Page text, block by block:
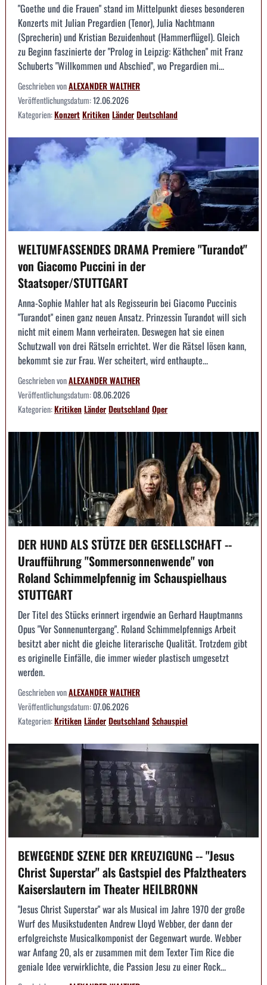
"Goethe und die Frauen" stand im Mittelpunkt dieses besonderen
Konzerts mit Julian Pregardien (Tenor), Julia Nachtmann
(Sprecherin) und Kristian Bezuidenhout (Hammerflügel). Gleich
zu Beginn faszinierte der "Prolog in Leipzig: Käthchen" mit Franz
Schuberts "Willkommen und Abschied", wo Pregardien mi...
Geschrieben vonALEXANDER WALTHER
Veröffentlichungsdatum:12.06.2026
Kategorien:KonzertKritikenLänderDeutschland
WELTUMFASSENDES DRAMA Premiere "Turandot"
von Giacomo Puccini in der
Staatsoper/STUTTGART
Anna-Sophie Mahler hat als Regisseurin bei Giacomo Puccinis
"Turandot" einen ganz neuen Ansatz. Prinzessin Turandot will sich
nicht mit einem Mann verheiraten. Deswegen hat sie einen
Schutzwall von drei Rätseln errichtet. Wer die Rätsel lösen kann,
bekommt sie zur Frau. Wer scheitert, wird enthaupte...
Geschrieben vonALEXANDER WALTHER
Veröffentlichungsdatum:08.06.2026
Kategorien:KritikenLänderDeutschlandOper
DER HUND ALS STÜTZE DER GESELLSCHAFT --
Uraufführung "Sommersonnenwende" von
Roland Schimmelpfennig im Schauspielhaus
STUTTGART
Der Titel des Stücks erinnert irgendwie an Gerhard Hauptmanns
Opus "Vor Sonnenuntergang". Roland Schimmelpfennigs Arbeit
besitzt aber nicht die gleiche literarische Qualität. Trotzdem gibt
es originelle Einfälle, die immer wieder plastisch umgesetzt
werden.
Geschrieben vonALEXANDER WALTHER
Veröffentlichungsdatum:07.06.2026
Kategorien:KritikenLänderDeutschlandSchauspiel
BEWEGENDE SZENE DER KREUZIGUNG -- "Jesus
Christ Superstar" als Gastspiel des Pfalztheaters
Kaiserslautern im Theater HEILBRONN
"Jesus Christ Superstar" war als Musical im Jahre 1970 der große
Wurf des Musikstudenten Andrew Lloyd Webber, der dann der
erfolgreichste Musicalkomponist der Gegenwart wurde. Webber
war Anfang 20, als er zusammen mit dem Texter Tim Rice die
geniale Idee verwirklichte, die Passion Jesu zu einer Rock...